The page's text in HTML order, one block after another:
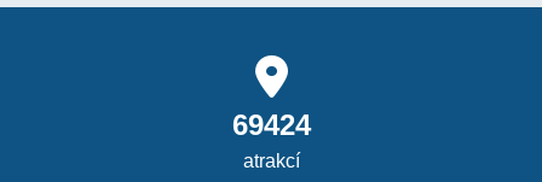
69424
atrakcí